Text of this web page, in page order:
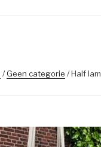
/Geen categorie / Half